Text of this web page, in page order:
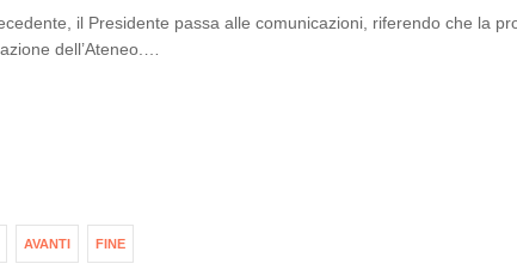
il Presidente passa alle comunicazioni, riferendo che la
dell’Ateneo.…
AVANTI FINE